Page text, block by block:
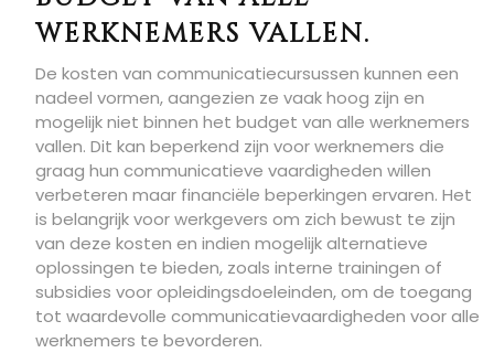
werknemers vallen.
De kosten van communicatiecursussen kunnen een
nadeel vormen, aangezien ze vaak hoog zijn en
mogelijk niet binnen het budget van alle werknemers
vallen. Dit kan beperkend zijn voor werknemers die
graag hun communicatieve vaardigheden willen
verbeteren maar financiële beperkingen ervaren. Het
is belangrijk voor werkgevers om zich bewust te zijn
van deze kosten en indien mogelijk alternatieve
oplossingen te bieden, zoals interne trainingen of
subsidies voor opleidingsdoeleinden, om de toegang
tot waardevolle communicatievaardigheden voor alle
werknemers te bevorderen.